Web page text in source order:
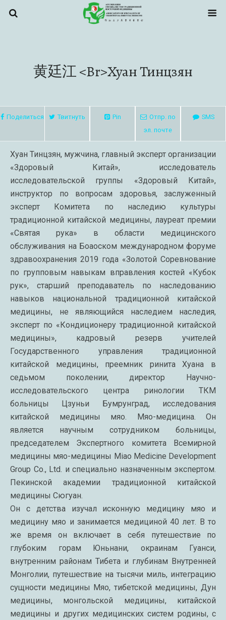
黄廷江 <br>Хуан Тинцзян
Поделиться Твитнуть Pin
Отпр. по
эл. почте
SMS
Хуан Тинцзян, мужчина, главный эксперт организации
«Здоровый Китай», исследователь
исследовательской группы «Здоровый Китай»,
инструктор по вопросам здоровья, заслуженный
эксперт Комитета по наследию культуры
традиционной китайской медицины, лауреат премии
«Святая рука» в области медицинского
обслуживания на Боаоском международном форуме
здравоохранения 2019 года «Золотой Соревнование
по групповым навыкам вправления костей «Кубок
рук», старший преподаватель по наследованию
навыков национальной традиционной китайской
медицины, не являющийся наследием наследия,
эксперт по «Кондиционеру традиционной китайской
медицины», кадровый резерв учителей
Государственного управления традиционной
китайской медицины, преемник ринита Хуана в
седьмом поколении, директор Научно-
исследовательского центра ринологии ТКМ
больницы Цзуньи Бумрунград, исследования
китайской медицины мяо. Мяо-медицина. Он
является научным сотрудником больницы,
председателем Экспертного комитета Всемирной
медицины мяо-медицины Miao Medicine Development
Group Co., Ltd. и специально назначенным экспертом.
Пекинской академии традиционной китайской
медицины Сюгуан.
Он с детства изучал исконную медицину мяо и
медицину мяо и занимается медициной 40 лет. В то
же время он включает в себя путешествие по
глубоким горам Юньнани, окраинам Гуанси,
внутренним районам Тибета и глубинам Внутренней
Монголии, путешествие на тысячи миль, интеграцию
сущности медицины Мяо, тибетской медицины, Дун
медицины, монгольской медицины, китайской
медицины и других медицинских систем родины, с